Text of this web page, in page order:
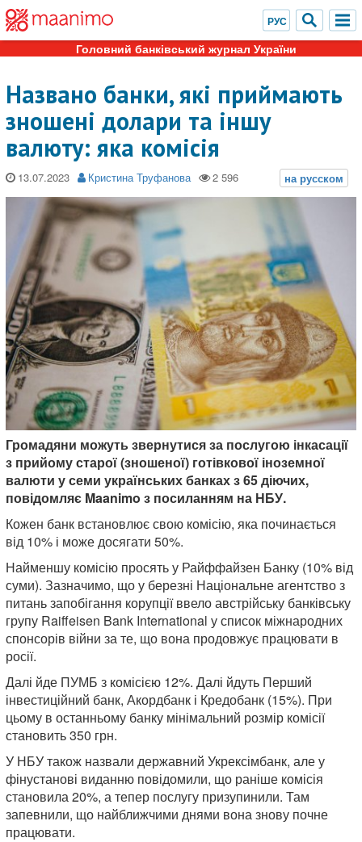
Головний банківський журнал України
Названо банки, які приймають
зношені долари та іншу
валюту: яка комісія
13.07.2023 Кристина Труфанова
Громадяни можуть звернутися за послугою інкасації
з прийому старої (зношеної) готівкової іноземної
валюти у семи українських банках з 65 діючих,
повідомляє Maanimo з посиланням на НБУ.
Кожен банк встановлює свою комісію, яка починається
від 10% і може досягати 50%.
Найменшу комісію просять у Райффайзен Банку (10% від
суми). Зазначимо, що у березні Національне агентство з
питань запобігання корупції ввело австрійську банківську
групу Raiffeisen Bank International у список міжнародних
спонсорів війни за те, що вона продовжує працювати в
росії.
Далі йде ПУМБ з комісією 12%. Далі йдуть Перший
інвестиційний банк, Акордбанк і Кредобанк (15%). При
цьому в останньому банку мінімальний розмір комісії
становить 350 грн.
У НБУ також назвали державний Укрексімбанк, але у
фінустанові виданню повідомили, що раніше комісія
становила 20%, а тепер послугу призупинили. Там
запевнили, що найближчими днями вона знову почне
працювати.